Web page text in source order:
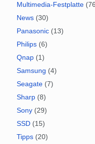
Multimedia-Festplatte
News (30)
Panasonic (13)
Philips (6)
Qnap (1)
Samsung (4)
Seagate (7)
Sharp (8)
Sony (29)
SSD (15)
Tipps (20)